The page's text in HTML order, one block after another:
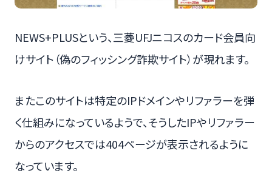
NEWS+PLUSという、三菱UFJニコスのカード会員向
けサイト（偽のフィッシング詐欺サイト）が現れます。
またこのサイトは特定のIPドメインやリファラーを弾
く仕組みになっているようで、そうしたIPやリファラー
からのアクセスでは404ページが表示されるように
なっています。